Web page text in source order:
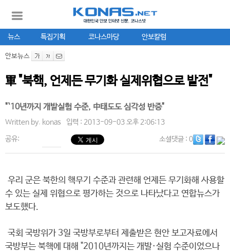
뉴스 특집기획 코나스마당 안보칼럼
안보뉴스
軍 "북핵, 언제든 무기화 실제위협으로 발전"
"`10년까지 개발실험 수준, 中태도도 심각성 반증"
Written by. konas 입력 : 2013-09-03 오후 2:06:13
공유: 소셜댓글: 0
우리 군은 북한의 핵무기 수준과 관련해 언제든 무기화해 사용할
수 있는 실제 위협으로 평가하는 것으로 나타났다고 연합뉴스가
보도했다.
국회 국방위가 3일 국방부로부터 제출받은 현안 보고자료에서
국방부는 북핵에 대해 "2010년까지는 개발·실험 수준이었으나